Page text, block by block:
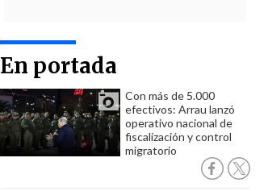
En portada
Con más de 5.000
efectivos: Arrau lanzó
operativo nacional de
fiscalización y control
migratorio